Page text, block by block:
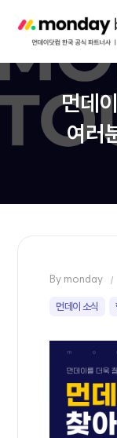
먼데
여러
By monday
먼데이 소식